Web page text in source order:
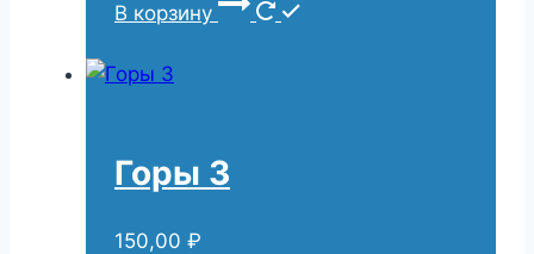
В корзину
Горы 3
150,00 ₽